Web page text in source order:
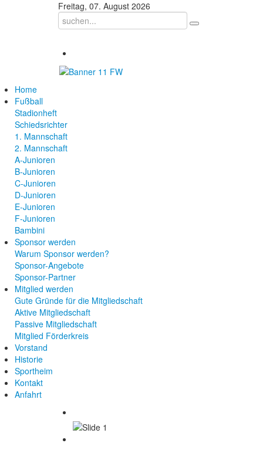
Freitag, 07. August 2026
Home
Fußball
Stadionheft
Schiedsrichter
1. Mannschaft
2. Mannschaft
A-Junioren
B-Junioren
C-Junioren
D-Junioren
E-Junioren
F-Junioren
Bambini
Sponsor werden
Warum Sponsor werden?
Sponsor-Angebote
Sponsor-Partner
Mitglied werden
Gute Gründe für die Mitgliedschaft
Aktive Mitgliedschaft
Passive Mitgliedschaft
Mitglied Förderkreis
Vorstand
Historie
Sportheim
Kontakt
Anfahrt